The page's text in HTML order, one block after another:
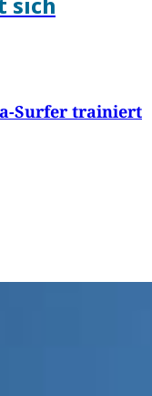
Surfer trainiert